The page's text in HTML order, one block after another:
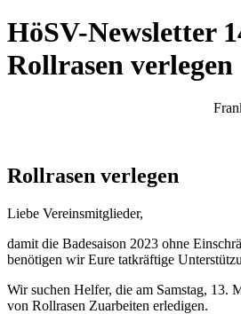
HöSV-Newsletter
Rollrasen verlegen
Rollrasen verlegen
Liebe Vereinsmitglieder,
damit die Badesaison 2023 ohne
benötigen wir Eure tatkräftige
Wir suchen Helfer, die am Samstag, 13.
von Rollrasen Zuarbeiten erledigen.